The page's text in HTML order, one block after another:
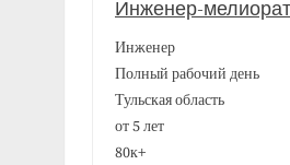
Инженер-
Инженер
Полный рабочий день
Тульская область
от 5 лет
80к+